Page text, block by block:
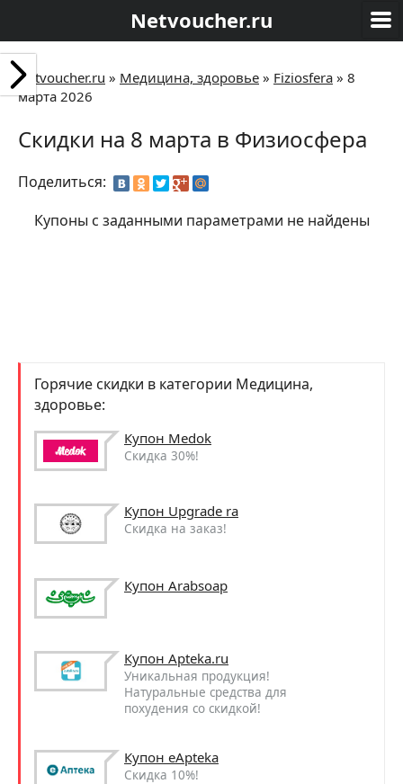
Netvoucher.ru
Netvoucher.ru » Медицина, здоровье » Fiziosfera » 8
марта 2026
Скидки на 8 марта в Физиосфера
Поделиться:
Купоны с заданными параметрами не найдены
Горячие скидки в категории Медицина,
здоровье:
Купон Medok
Скидка 30%!
Купон Upgrade ra
Скидка на заказ!
Купон Arabsoap
Купон Apteka.ru
Уникальная продукция!
Натуральные средства для
похудения со скидкой!
Купон eApteka
Скидка 10%!